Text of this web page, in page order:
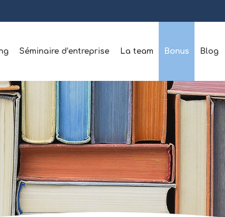
Séminaire d’entreprise La team Bonus Blog